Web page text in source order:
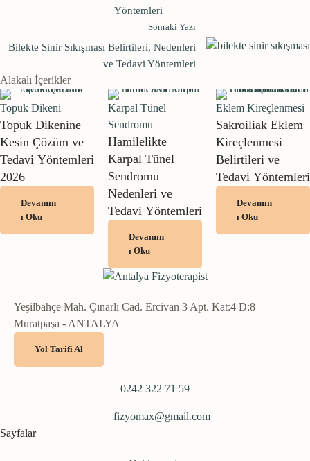
Yöntemleri
Sonraki Yazı
Bilekte Sinir Sıkışması Belirtileri, Nedenleri
ve Tedavi Yöntemleri
Alakalı İçerikler
Topuk Dikeni
Topuk Dikenine
Kesin Çözüm ve
Tedavi Yöntemleri
2026
Devamın
ı Oku
Karpal Tünel
Sendromu
Hamilelikte
Karpal Tünel
Sendromu
Nedenleri ve
Tedavi Yöntemleri
Devamın
ı Oku
Eklem Kireçlenmesi
Sakroiliak Eklem
Kireçlenmesi
Belirtileri ve
Tedavi Yöntemleri
Devamın
ı Oku
Yeşilbahçe Mah. Çınarlı Cad. Ercivan 3 Apt. Kat:4 D:8
Muratpaşa - ANTALYA
Yol Tarifi Al
0242 322 71 59
fizyomax@gmail.com
Sayfalar